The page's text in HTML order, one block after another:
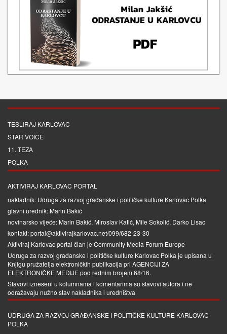
TESLIRAJ KARLOVAC
STAR VOICE
11. TEZA
POLKA
AKTIVIRAJ KARLOVAC PORTAL
nakladnik: Udruga za razvoj građanske i političke kulture Karlovac Polka
glavni urednik: Marin Bakić
novinarsko vijeće: Marin Bakić, Miroslav Katić, Mile Sokolić, Darko Lisac
kontakt: portal@aktivirajkarlovac.net/099/682-23-30
Aktiviraj Karlovac portal član je Community Media Forum Europe
Udruga za razvoj građanske i političke kulture Karlovac Polka je upisana u
Knjigu pružatelja elektroničkih publikacija pri AGENCIJI ZA
ELEKTRONIČKE MEDIJEpod rednim brojem 68/16.
Stavovi izneseni u kolumnama i komentarima su stavovi autora i ne
odražavaju nužno stav nakladnika i uredništva
UDRUGA ZA RAZVOJ GRAĐANSKE I POLITIČKE KULTURE KARLOVAC
POLKA